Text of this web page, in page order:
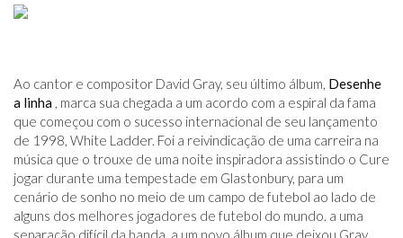
Ao cantor e compositor David Gray, seu último álbum, Desenhe
a linha , marca sua chegada a um acordo com a espiral da fama
que começou com o sucesso internacional de seu lançamento
de 1998, White Ladder. Foi a reivindicação de uma carreira na
música que o trouxe de uma noite inspiradora assistindo o Cure
jogar durante uma tempestade em Glastonbury, para um
cenário de sonho no meio de um campo de futebol ao lado de
alguns dos melhores jogadores de futebol do mundo. a uma
separação difícil da banda, a um novo álbum que deixou Gray